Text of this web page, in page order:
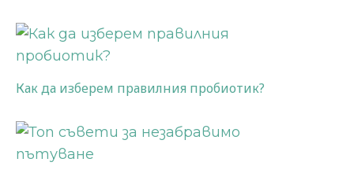
Как да изберем правилния пробиотик?